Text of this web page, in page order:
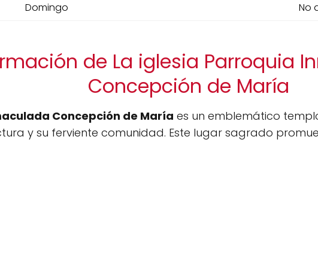
Domingo
No
de La iglesia Parroquia
Concepción de María
Concepción de María es un emblemático
y su ferviente comunidad. Este lugar sagrado